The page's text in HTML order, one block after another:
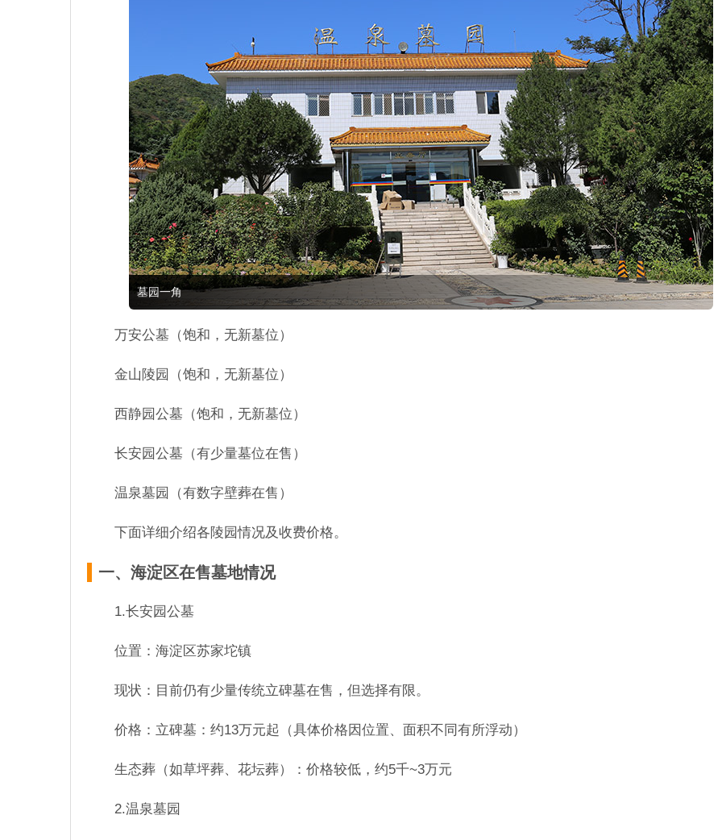
墓园一角
万安公墓（饱和，无新墓位）
金山陵园（饱和，无新墓位）
西静园公墓（饱和，无新墓位）
长安园公墓（有少量墓位在售）
温泉墓园（有数字壁葬在售）
下面详细介绍各陵园情况及收费价格。
一、海淀区在售墓地情况
1.长安园公墓
位置：海淀区苏家坨镇
现状：目前仍有少量传统立碑墓在售，但选择有限。
价格：立碑墓：约13万元起（具体价格因位置、面积不同有所浮动）
生态葬（如草坪葬、花坛葬）：价格较低，约5千~3万元
2.温泉墓园